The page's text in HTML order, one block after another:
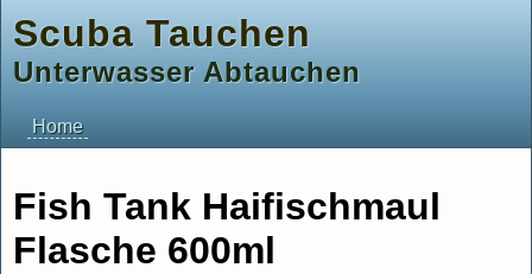
Scuba Tauchen
Unterwasser Abtauchen
Home
Fish Tank Haifischmaul
Flasche 600ml